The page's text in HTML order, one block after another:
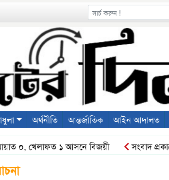
অর্থনীতি আন্তর্জাতিক আইন আদালত
খেলাফত ১ আসনে বিজয়ী সংবাদ প্রকাশে
কমিশনারের অর্জন
শহীদ ওসমান হাদীর